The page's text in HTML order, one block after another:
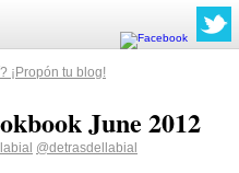
¡Propón tu blog!
June 2012
@detrasdellabial